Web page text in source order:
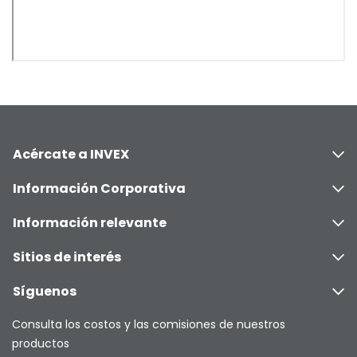
Acércate a INVEX
Información Corporativa
Información relevante
Sitios de interés
Síguenos
Consulta los costos y las comisiones de nuestros
productos